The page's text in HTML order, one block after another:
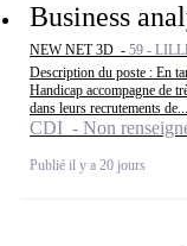
Business
NEW NET 3D - 59 -
Description du poste : En
Handicap accompagne de
dans leurs recrutements de...
CDI - Non
Publié il y a 20 jours